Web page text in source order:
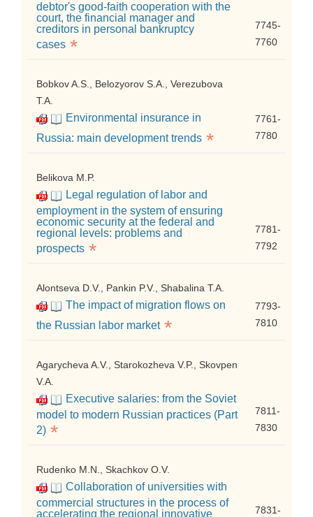
debtor's good-faith cooperation with the
court, the financial manager and
creditors in personal bankruptcy
cases *
7745-
7760
Bobkov A.S., Belozyorov S.A., Verezubova
T.A.
Environmental insurance in
Russia: main development trends *
7761-
7780
Belikova M.P.
Legal regulation of labor and
employment in the system of ensuring
economic security at the federal and
regional levels: problems and
prospects *
7781-
7792
Alontseva D.V., Pankin P.V., Shabalina T.A.
The impact of migration flows on
the Russian labor market *
7793-
7810
Agarycheva A.V., Starokozheva V.P., Skovpen
V.A.
Executive salaries: from the Soviet
model to modern Russian practices (Part
2) *
7811-
7830
Rudenko M.N., Skachkov O.V.
Collaboration of universities with
commercial structures in the process of
accelerating the regional innovative
7831-